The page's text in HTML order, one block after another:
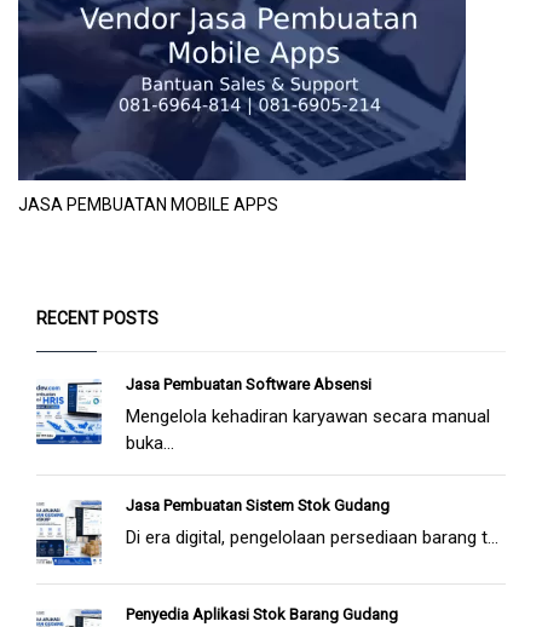
JASA PEMBUATAN MOBILE APPS
RECENT POSTS
Jasa Pembuatan Software Absensi
Mengelola kehadiran karyawan secara manual
buka...
Jasa Pembuatan Sistem Stok Gudang
Di era digital, pengelolaan persediaan barang t...
Penyedia Aplikasi Stok Barang Gudang